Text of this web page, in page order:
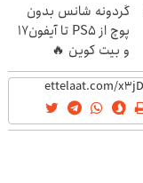
گردونه شانس بدون
پوچ از PS5 تا آیفون17
و بیت کوین 🔥